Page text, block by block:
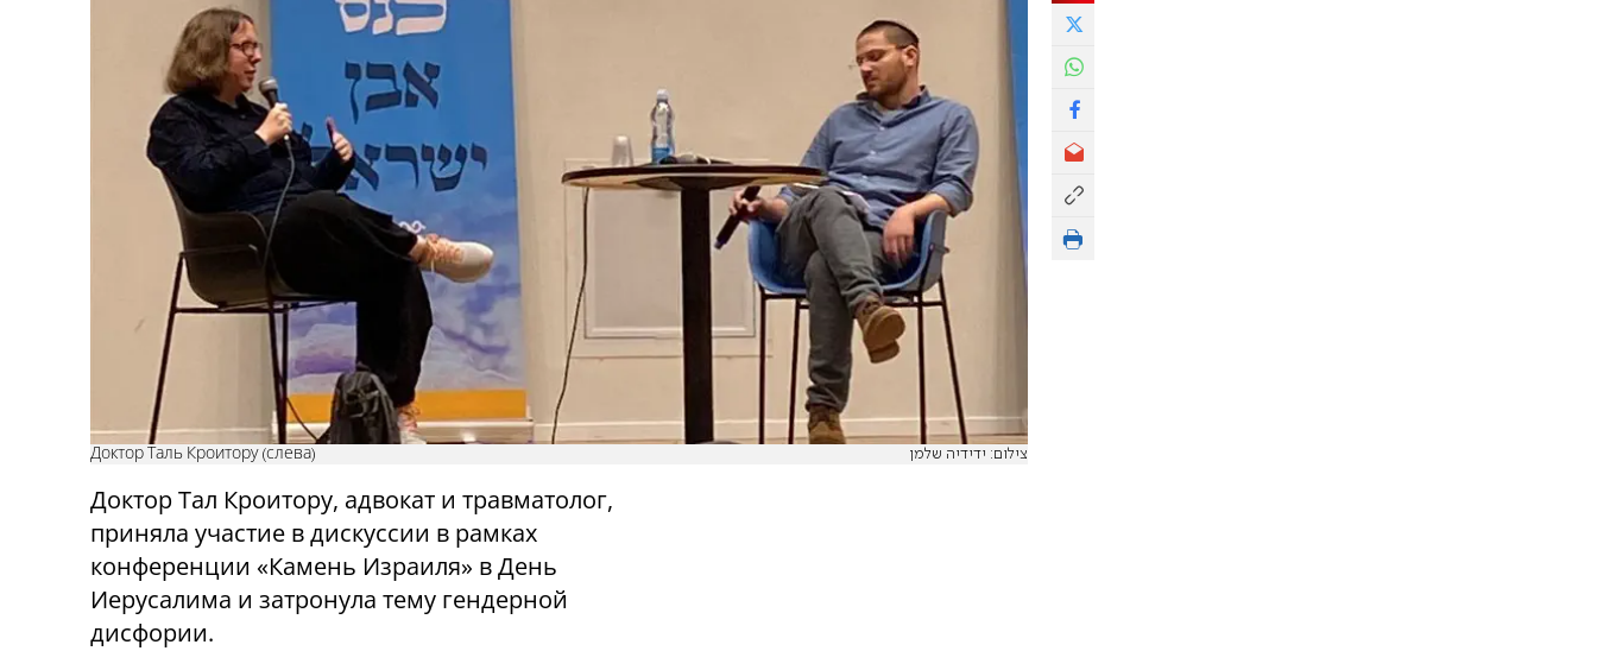
Доктор Таль Кроитору (слева) צילום: ידידיה שלמן
Доктор Тал Кроитору, адвокат и травматолог,
приняла участие в дискуссии в рамках
конференции «Камень Израиля» в День
Иерусалима и затронула тему гендерной
дисфории.